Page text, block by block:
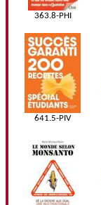
363.8-PHI
641.5-PIV